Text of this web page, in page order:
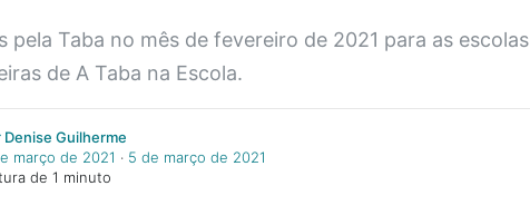
pela Taba no mês de fevereiro de 2021 para as escolas
de A Taba na Escola.
Denise Guilherme
março de 2021 ‧ 5 de março de 2021
de 1 minuto